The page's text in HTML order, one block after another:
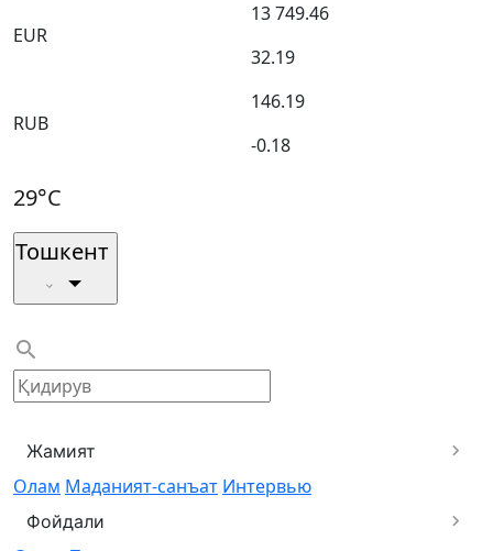
EUR
13 749.46
32.19
RUB
146.19
-0.18
29°C
Тошкент
Жамият
Олам Маданият-санъат Интервью
Фойдали